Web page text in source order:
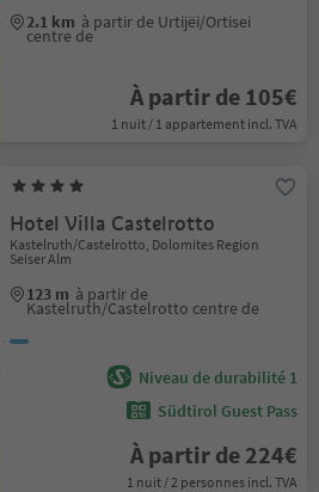
2.1 km à partir de Urtijëi/Ortisei
centre de
À partir de 105€
1 nuit / 1 appartement incl. TVA
Hotel Villa Castelrotto
Kastelruth/Castelrotto, Dolomites Region
Seiser Alm
123 m à partir de
Kastelruth/Castelrotto centre de
Niveau de durabilité 1
Südtirol Guest Pass
À partir de 224€
1 nuit / 2 personnes incl. TVA